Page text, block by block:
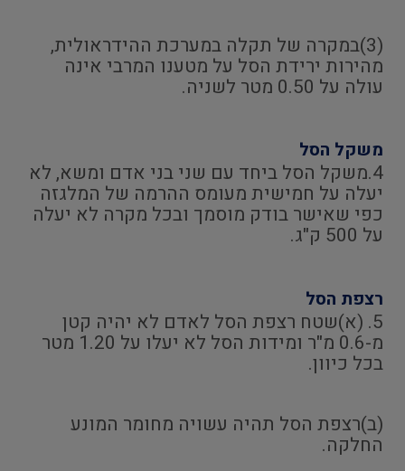
(3)במקרה של תקלה במערכת ההידראולית,
מהירות ירידת הסל על מטענו המרבי אינה
עולה על 0.50 מטר לשניה.
משקל הסל
4.משקל הסל ביחד עם שני בני אדם ומשא, לא
יעלה על חמישית מעומס ההרמה של המלגזה
כפי שאישר בודק מוסמך ובכל מקרה לא יעלה
על 500 ק"ג.
רצפת הסל
5. (א)שטח רצפת הסל לאדם לא יהיה קטן
מ-0.6 מ"ר ומידות הסל לא יעלו על 1.20 מטר
בכל כיוון.
(ב)רצפת הסל תהיה עשויה מחומר המונע
החלקה.